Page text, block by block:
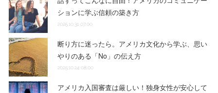
ションに学ぶ信頼の築き方
2025.10.31 07:00
断り方に迷ったら。アメリカ文化から学ぶ、思い
やりのある「No」の伝え方
2025.10.24 08:00
アメリカ入国審査は厳しい！独身女性が安心して